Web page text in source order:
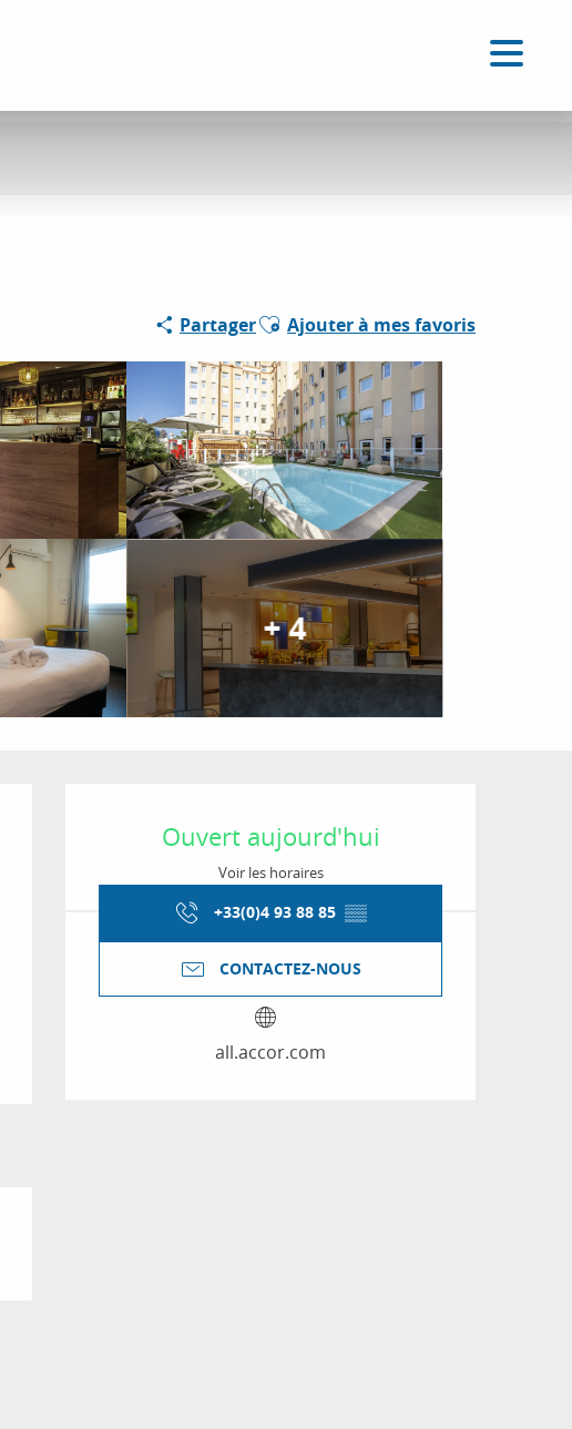
PartagerAjouter aux favoris
Ajouter à mes favoris
+ 4
Ouverture et
Ouvert aujourd'hui
Voir les horaires
+33(0)4 93 88 85 ▒▒
CONTACTEZ-NOUS
all.accor.com